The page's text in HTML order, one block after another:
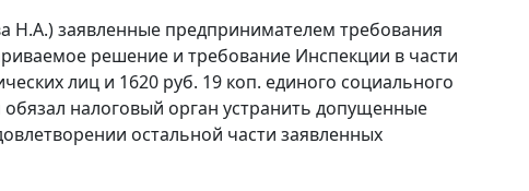
Н.А.) заявленные предпринимателем требования
решение и требование Инспекции в части
лиц и 1620 руб. 19 коп. единого социального
налоговый орган устранить допущенные
остальной части заявленных